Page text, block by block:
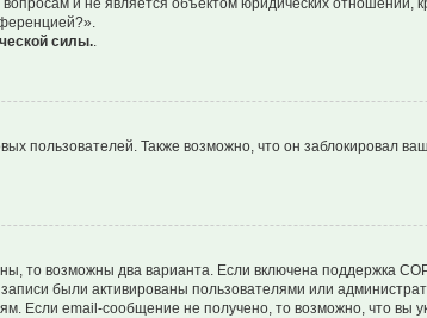
и не является объектом юридических отношений,
силы..
пользователей. Также возможно, что он заблокировал
то возможны два варианта. Если включена поддержка
были активированы пользователями или
Если email-сообщение не получено, то возможно, что